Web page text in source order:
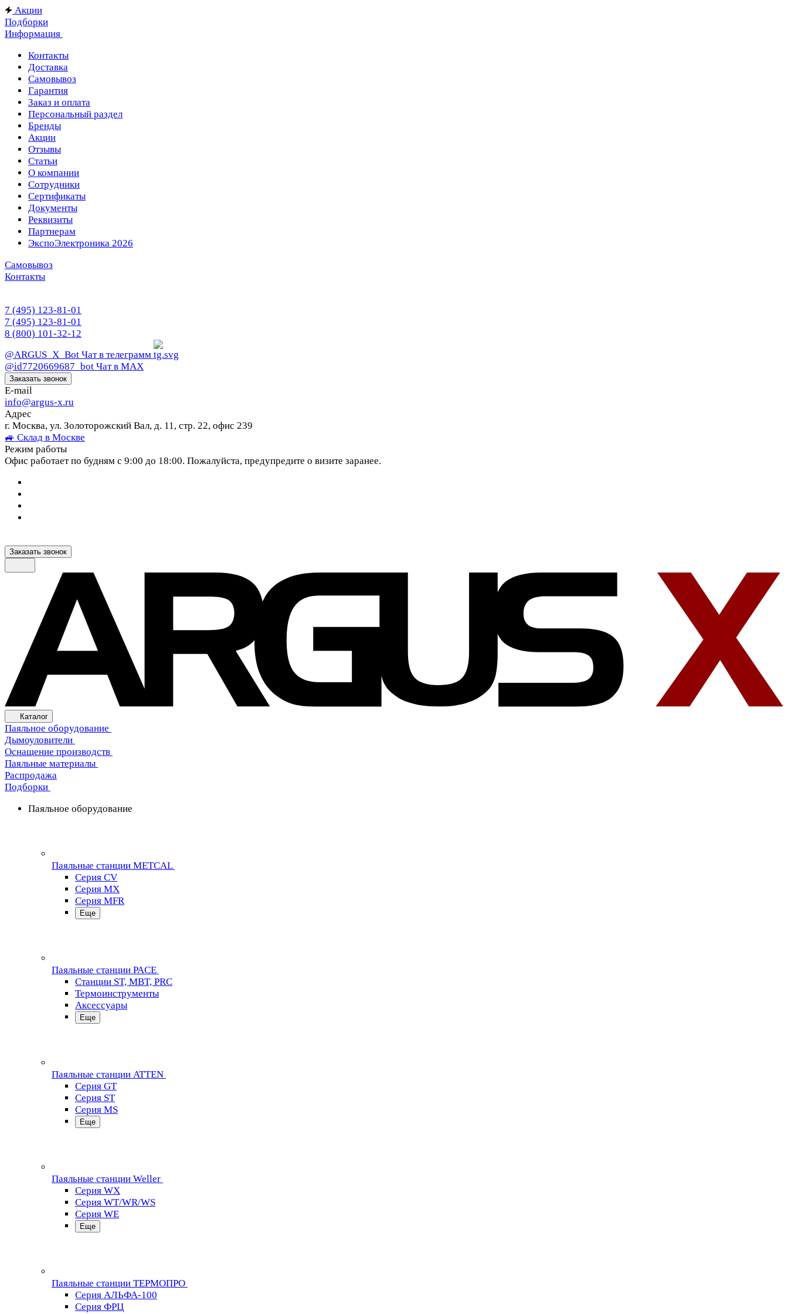
Акции
Подборки
Информация
Контакты
Доставка
Самовывоз
Гарантия
Заказ и оплата
Персональный раздел
Бренды
Акции
Отзывы
Статьи
О компании
Сотрудники
Сертификаты
Документы
Реквизиты
Партнерам
ЭкспоЭлектроника 2026
Самовывоз
Контакты
7 (495) 123-81-01
7 (495) 123-81-01
8 (800) 101-32-12
@ARGUS_X_Bot Чат в телеграмм
@id7720669687_bot Чат в МАХ
Заказать звонок
E-mail
info@argus-x.ru
Адрес
г. Москва, ул. Золоторожский Вал, д. 11, стр. 22, офис 239
🚙 Склад в Москве
Режим работы
Офис работает по будням с 9:00 до 18:00. Пожалуйста, предупредите о визите заранее.
Заказать звонок
Каталог
Паяльное оборудование
Дымоуловители
Оснащение производств
Паяльные материалы
Распродажа
Подборки
Паяльное оборудование
Паяльные станции METCAL
Серия CV
Серия MX
Серия MFR
Еще
Паяльные станции PACE
Станции ST, MBT, PRC
Термоинструменты
Аксессуары
Еще
Паяльные станции ATTEN
Серия GT
Серия ST
Серия MS
Еще
Паяльные станции Weller
Серия WX
Серия WT/WR/WS
Серия WE
Еще
Паяльные станции ТЕРМОПРО
Серия АЛЬФА-100
Серия ФРЦ